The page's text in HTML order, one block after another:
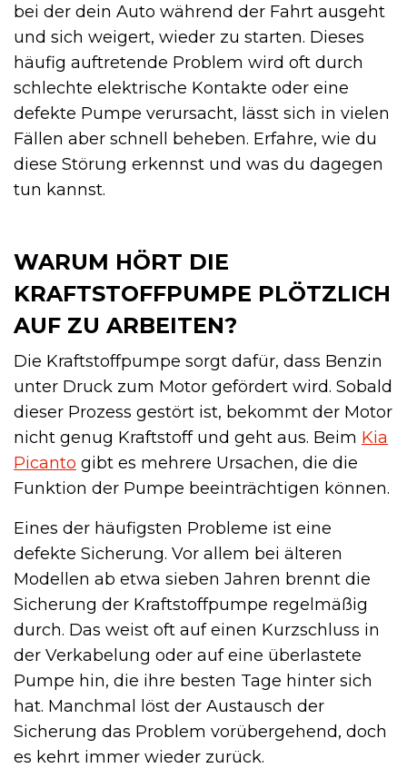
bei der dein Auto während der Fahrt ausgeht
und sich weigert, wieder zu starten. Dieses
häufig auftretende Problem wird oft durch
schlechte elektrische Kontakte oder eine
defekte Pumpe verursacht, lässt sich in vielen
Fällen aber schnell beheben. Erfahre, wie du
diese Störung erkennst und was du dagegen
tun kannst.
WARUM HÖRT DIE
KRAFTSTOFFPUMPE PLÖTZLICH
AUF ZU ARBEITEN?
Die Kraftstoffpumpe sorgt dafür, dass Benzin
unter Druck zum Motor gefördert wird. Sobald
dieser Prozess gestört ist, bekommt der Motor
nicht genug Kraftstoff und geht aus. Beim Kia
Picanto gibt es mehrere Ursachen, die die
Funktion der Pumpe beeinträchtigen können.
Eines der häufigsten Probleme ist eine
defekte Sicherung. Vor allem bei älteren
Modellen ab etwa sieben Jahren brennt die
Sicherung der Kraftstoffpumpe regelmäßig
durch. Das weist oft auf einen Kurzschluss in
der Verkabelung oder auf eine überlastete
Pumpe hin, die ihre besten Tage hinter sich
hat. Manchmal löst der Austausch der
Sicherung das Problem vorübergehend, doch
es kehrt immer wieder zurück.